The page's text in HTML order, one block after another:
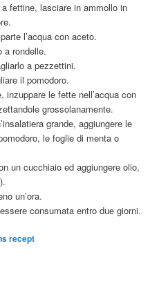
fettine, lasciare in ammollo in
l’acqua con aceto.
a rondelle.
a pezzettini.
il pomodoro.
inzuppare le fette nell’acqua con
grossolanamente.
grande, aggiungere le
le foglie di menta o
un cucchiaio ed aggiungere olio,
un’ora.
consumata entro due giorni.
recept